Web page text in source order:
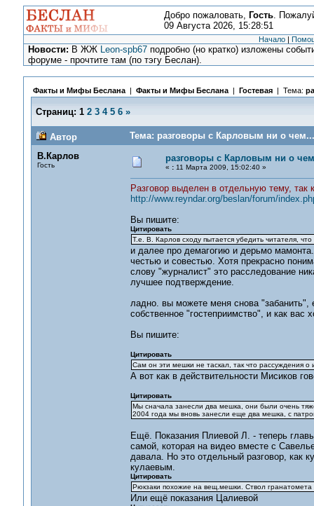
Добро пожаловать, Гость.
09 Августа 2026, 15:28:51
Начало |
Новости: В ЖЖ Leon-spb67 подробно (но кратко) изложены
форуме - прочтите там (по тэгу Беслан).
Факты и Мифы Беслана| Факты и Мифы Беслана| Гостевая | Тема:
Страниц: 1 2 3 4 5 6 »
Автор
Тема: разговоры с Карловым ни о
В.Карлов
Гость
разговоры с Карловым ни о
« :11 Марта 2009, 15:02:40 »
Разговор выделен в отдельную тему,
http://www.reyndar.org/beslan/forum/
Вы пишите:
Цитировать
Т.е. В. Карлов сходу пытается убедить читателя,
и далее про демагогию и дерьмо
честью и совестью. Хотя прекрасно
слову "журналист" это расследование
лучшее подтверждение.
ладно. вы можете меня снова "забанить",
собственное "гостеприимство", и как вас
Вы пишите:
Цитировать
Сам он эти мешки не таскал, так что рассуждения о
А вот как в действительности Мисиков
Цитировать
Мы сначала занесли два мешка, они были очень
2004 года мы вновь занесли еще два мешка, с
Ещё. Показания Плиевой Л. - теперь
самой, которая на видео вместе с
давала. Но это отдельный разговор, как
кулаевым.
Цитировать
Рюкзаки похожие на вещ.мешки. Ствол гранатомета
Или ещё показания Цалиевой